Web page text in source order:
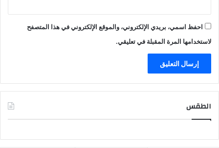
احفظ اسمي، بريدي الإلكتروني، والموقع الإلكتروني في هذا المتصفح
لاستخدامها المرة المقبلة في تعليقي.
الطقس